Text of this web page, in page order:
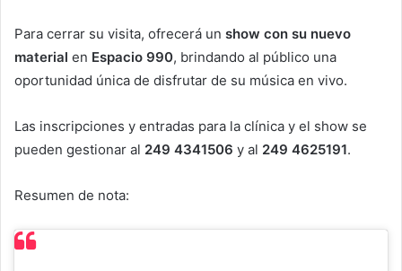
Para cerrar su visita, ofrecerá un show con su nuevo
material en Espacio 990, brindando al público una
oportunidad única de disfrutar de su música en vivo.
Las inscripciones y entradas para la clínica y el show se
pueden gestionar al 249 4341506 y al 249 4625191.
Resumen de nota: